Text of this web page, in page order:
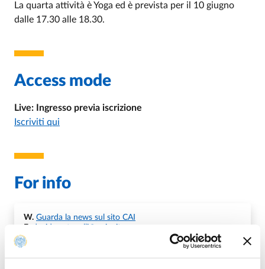
La quarta attività è Yoga ed è prevista per il 10 giugno
dalle 17.30 alle 18.30.
Access mode
Live: Ingresso previa iscrizione
Iscriviti qui
For info
W. Guarda la news sul sito CAI